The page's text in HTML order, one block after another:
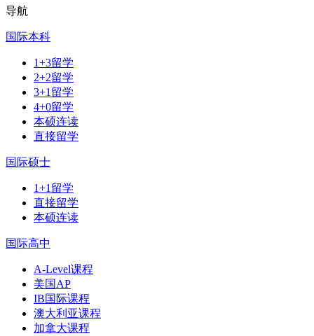
导航
国际本科
1+3留学
2+2留学
3+1留学
4+0留学
本硕连读
直接留学
国际硕士
1+1留学
直接留学
本硕连读
国际高中
A-Level课程
美国AP
IB国际课程
澳大利亚课程
加拿大课程